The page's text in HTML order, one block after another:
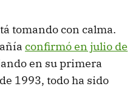
tomando con calma.
confirmó en julio de
en su primera
1993, todo ha sido